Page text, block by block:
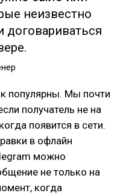
неизвестно
договариваться
популярны. Мы почти
получатель не на
появится в сети.
в офлайн
можно
не только на
когда